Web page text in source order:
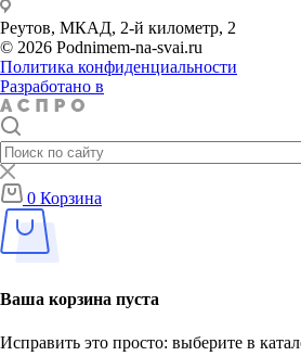
Реутов, МКАД, 2-й километр, 2
© 2026 Podnimem-na-svai.ru
Политика конфиденциальности
Разработано в
0 Корзина
Ваша корзина пуста
Исправить это просто: выберите в